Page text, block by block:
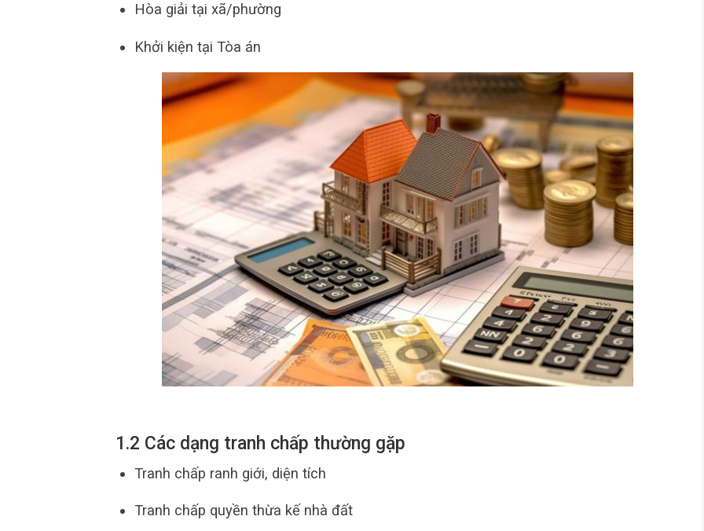
Hòa giải tại xã/phường
Khởi kiện tại Tòa án
1.2 Các dạng tranh chấp thường gặp
Tranh chấp ranh giới, diện tích
Tranh chấp quyền thừa kế nhà đất